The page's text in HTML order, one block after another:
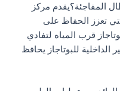
المفاجئة؟يقدم مركز
تعزز الحفاظ على
قرب المياه لتفادي
الداخلية للبوتاجاز يحافظ